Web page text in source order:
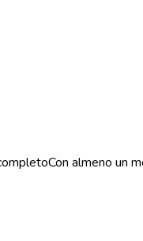
Con almeno un